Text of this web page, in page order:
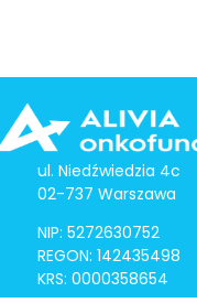
ul. Niedźwiedzia 4c
02-737 Warszawa
NIP: 5272630752
REGON: 142435498
KRS: 0000358654